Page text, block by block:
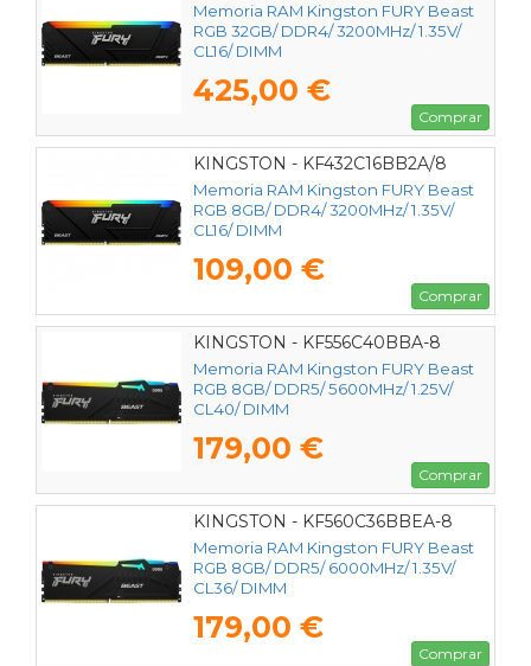
Memoria RAM Kingston FURY Beast
RGB 32GB/ DDR4/ 3200MHz/ 1.35V/
CL16/ DIMM
425,00 €
Comprar
KINGSTON - KF432C16BB2A/8
Memoria RAM Kingston FURY Beast
RGB 8GB/ DDR4/ 3200MHz/ 1.35V/
CL16/ DIMM
109,00 €
Comprar
KINGSTON - KF556C40BBA-8
Memoria RAM Kingston FURY Beast
RGB 8GB/ DDR5/ 5600MHz/ 1.25V/
CL40/ DIMM
179,00 €
Comprar
KINGSTON - KF560C36BBEA-8
Memoria RAM Kingston FURY Beast
RGB 8GB/ DDR5/ 6000MHz/ 1.35V/
CL36/ DIMM
179,00 €
Comprar